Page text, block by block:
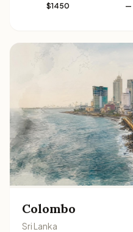
$1450
—
Colombo
Sri Lanka